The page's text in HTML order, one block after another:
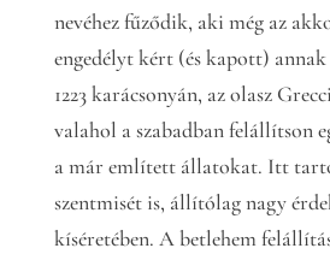
nevéhez fűződik, aki még az
engedélyt kért (és kapott)
1223 karácsonyán, az olasz
valahol a szabadban felállítson
a már említett állatokat. Itt
szentmisét is, állítólag nagy
kíséretében. A betlehem